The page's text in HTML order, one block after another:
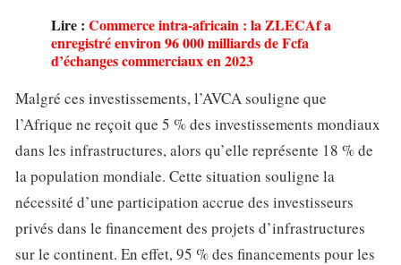
Lire : Commerce intra-africain : la ZLECAf a
enregistré environ 96 000 milliards de Fcfa
d’échanges commerciaux en 2023
Malgré ces investissements, l’AVCA souligne que
l’Afrique ne reçoit que 5 % des investissements mondiaux
dans les infrastructures, alors qu’elle représente 18 % de
la population mondiale. Cette situation souligne la
nécessité d’une participation accrue des investisseurs
privés dans le financement des projets d’infrastructures
sur le continent. En effet, 95 % des financements pour les